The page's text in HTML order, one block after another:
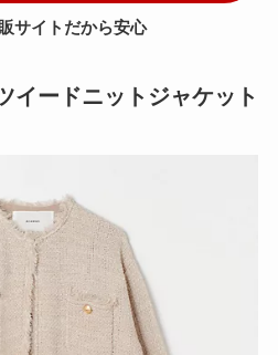
サイトだから安心
イードニットジャケット